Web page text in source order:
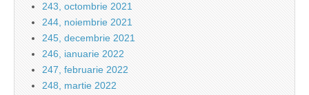
243, octombrie 2021
244, noiembrie 2021
245, decembrie 2021
246, ianuarie 2022
247, februarie 2022
248, martie 2022